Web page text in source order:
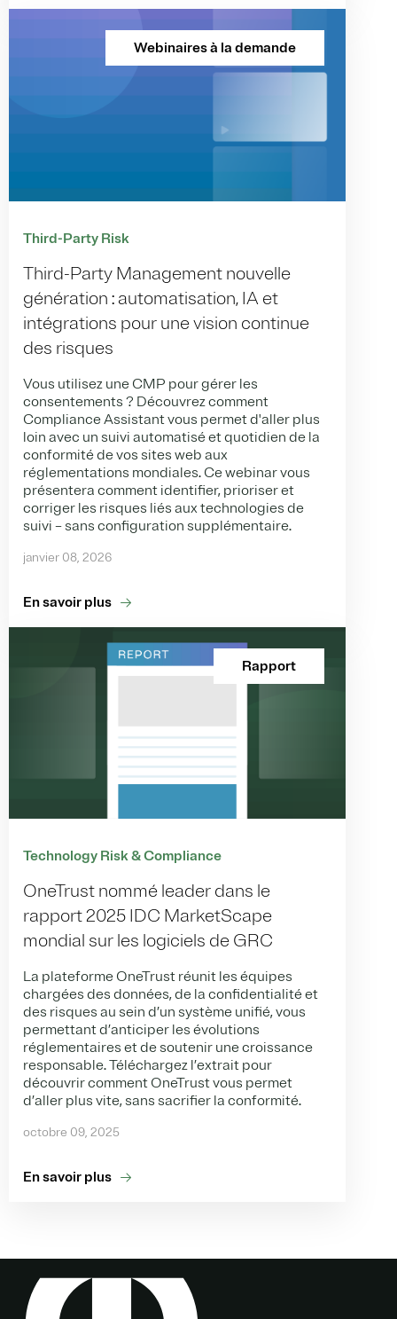
Webinaires à la demande
Third-Party Risk
Third-Party Management nouvelle
génération : automatisation, IA et
intégrations pour une vision continue
des risques
Vous utilisez une CMP pour gérer les
consentements ? Découvrez comment
Compliance Assistant vous permet d'aller plus
loin avec un suivi automatisé et quotidien de la
conformité de vos sites web aux
réglementations mondiales. Ce webinar vous
présentera comment identifier, prioriser et
corriger les risques liés aux technologies de
suivi – sans configuration supplémentaire.
janvier 08, 2026
En savoir plus
Rapport
Technology Risk & Compliance
OneTrust nommé leader dans le
rapport 2025 IDC MarketScape
mondial sur les logiciels de GRC
La plateforme OneTrust réunit les équipes
chargées des données, de la confidentialité et
des risques au sein d’un système unifié, vous
permettant d’anticiper les évolutions
réglementaires et de soutenir une croissance
responsable.Téléchargez l’extrait pour
découvrir comment OneTrust vous permet
d’aller plus vite, sans sacrifier la conformité.
octobre 09, 2025
En savoir plus